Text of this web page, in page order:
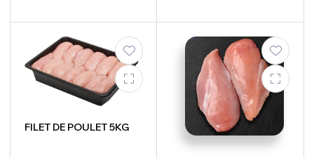
FILET DE POULET 5KG